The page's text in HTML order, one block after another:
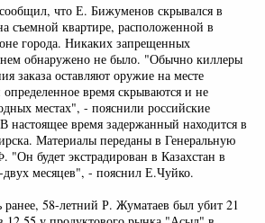
что Е. Бижуменов скрывался в
съемной квартире, расположенной в
города. Никаких запрещенных
обнаружено не было. "Обычно киллеры
заказа оставляют оружие на месте
время скрываются и не
местах", - пояснили российские
настоящее время задержанный находится в
Материалы переданы в Генеральную
"Он будет экстрадирован в Казахстан в
двух месяцев", - пояснил Е.Чуйко.
ранее, 58-летний Р. Жуматаев был убит 21